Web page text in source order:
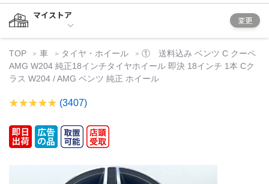
マイストア
変更
TOP 車 タイヤ・ホイール
① 送料込み ベンツ C クーペ
AMG W204 純正18インチタイヤホイール 即決 18インチ 1本 Cク
ラス W204 / AMG ベンツ 純正 ホイール
(3407)